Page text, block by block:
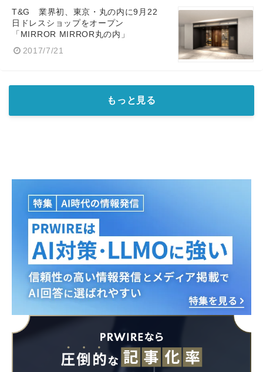
T&G 業界初、東京・丸の内に9月22
日ドレスショップをオープン
「MIRROR MIRROR丸の内」
2017/7/21
もっと見る